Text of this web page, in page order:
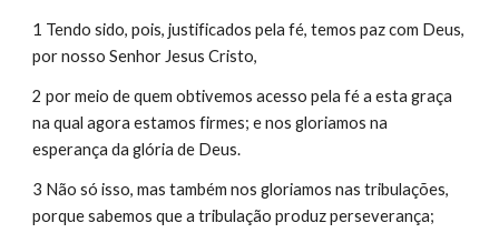
1 Tendo sido, pois, justificados pela fé, temos paz com Deus,
por nosso Senhor Jesus Cristo,
2 por meio de quem obtivemos acesso pela fé a esta graça
na qual agora estamos firmes; e nos gloriamos na
esperança da glória de Deus.
3 Não só isso, mas também nos gloriamos nas tribulações,
porque sabemos que a tribulação produz perseverança;